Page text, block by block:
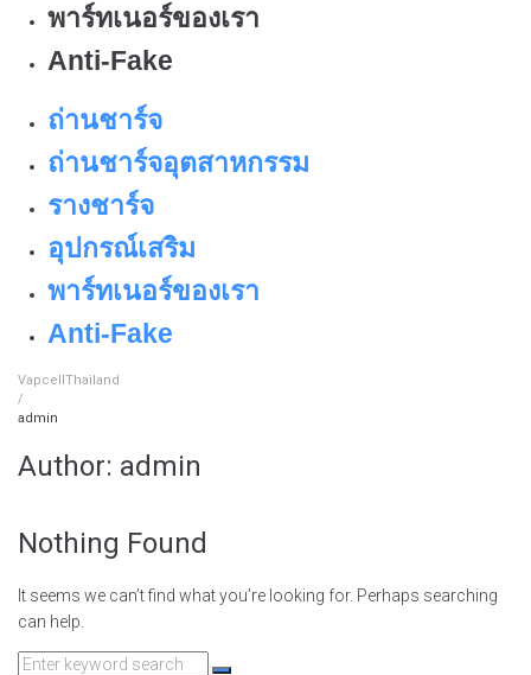
พาร์ทเนอร์ของเรา
Anti-Fake
ถ่านชาร์จ
ถ่านชาร์จอุตสาหกรรม
รางชาร์จ
อุปกรณ์เสริม
พาร์ทเนอร์ของเรา
Anti-Fake
VapcellThailand
/
admin
Author: admin
Nothing Found
It seems we can’t find what you’re looking for. Perhaps searching
can help.
Search